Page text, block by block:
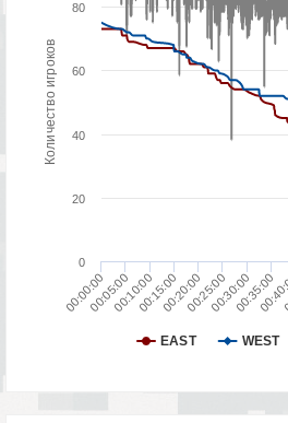
Количество игроков
EAST WEST
00:00:0000:05:0000:10:0000:15:0000:20:0000:25:0000:30:0000:35:00
0
20
40
60
80